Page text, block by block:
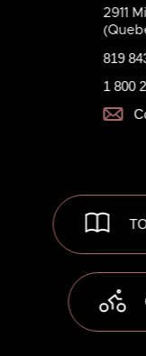
2911
819
1 800